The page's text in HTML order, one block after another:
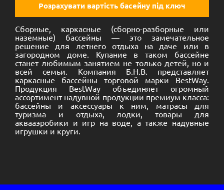
Розрахувати вартість басейну під ключ
Сборные, каркасные (сборно-разборные или
наземные) бассейны — это замечательное
решение для летнего отдыха на даче или в
загородном доме. Купание в таком бассейне
станет любимым занятием не только детей, но и
всей семьи. Компания Б.Н.В. представляет
каркасные бассейны торговой марки BestWay.
Продукция BestWay объединяет огромный
ассортимент надувной продукции премиум класса:
бассейны и аксессуары к ним, матрасы для
туризма и отдыха, лодки, товары для
аквааэробики и игр на воде, а также надувные
игрушки и круги.